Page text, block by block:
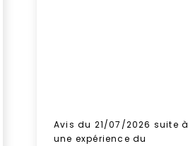
Avis du 21/07/2026 suite à
une expérience du